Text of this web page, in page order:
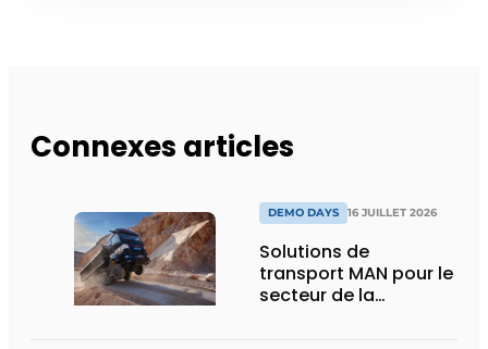
Connexes articles
DEMO DAYS 16 JUILLET 2026
Solutions de
transport MAN pour le
secteur de la